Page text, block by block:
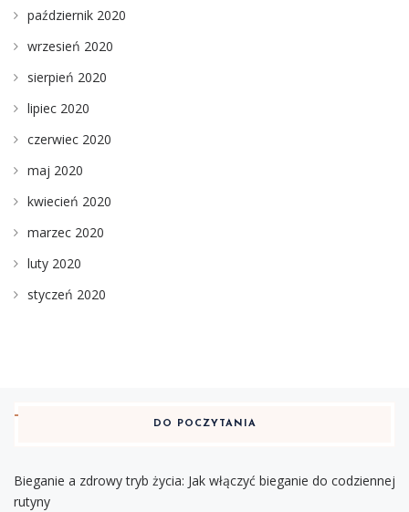
październik 2020
wrzesień 2020
sierpień 2020
lipiec 2020
czerwiec 2020
maj 2020
kwiecień 2020
marzec 2020
luty 2020
styczeń 2020
DO POCZYTANIA
Bieganie a zdrowy tryb życia: Jak włączyć bieganie do codziennej
rutyny